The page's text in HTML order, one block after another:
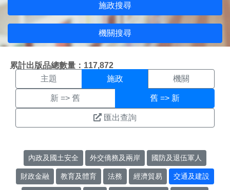
施政搜尋
機關搜尋
累計出版品總數量：117,872
施政搜尋結果頁面
主題 施政 機關
新 => 舊 舊 => 新
匯出查詢
內政及國土安全 外交僑務及兩岸 國防及退伍軍人
財政金融 教育及體育 法務 經濟貿易 交通及建設